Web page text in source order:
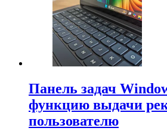
Панель задач
функцию выдачи
пользователю